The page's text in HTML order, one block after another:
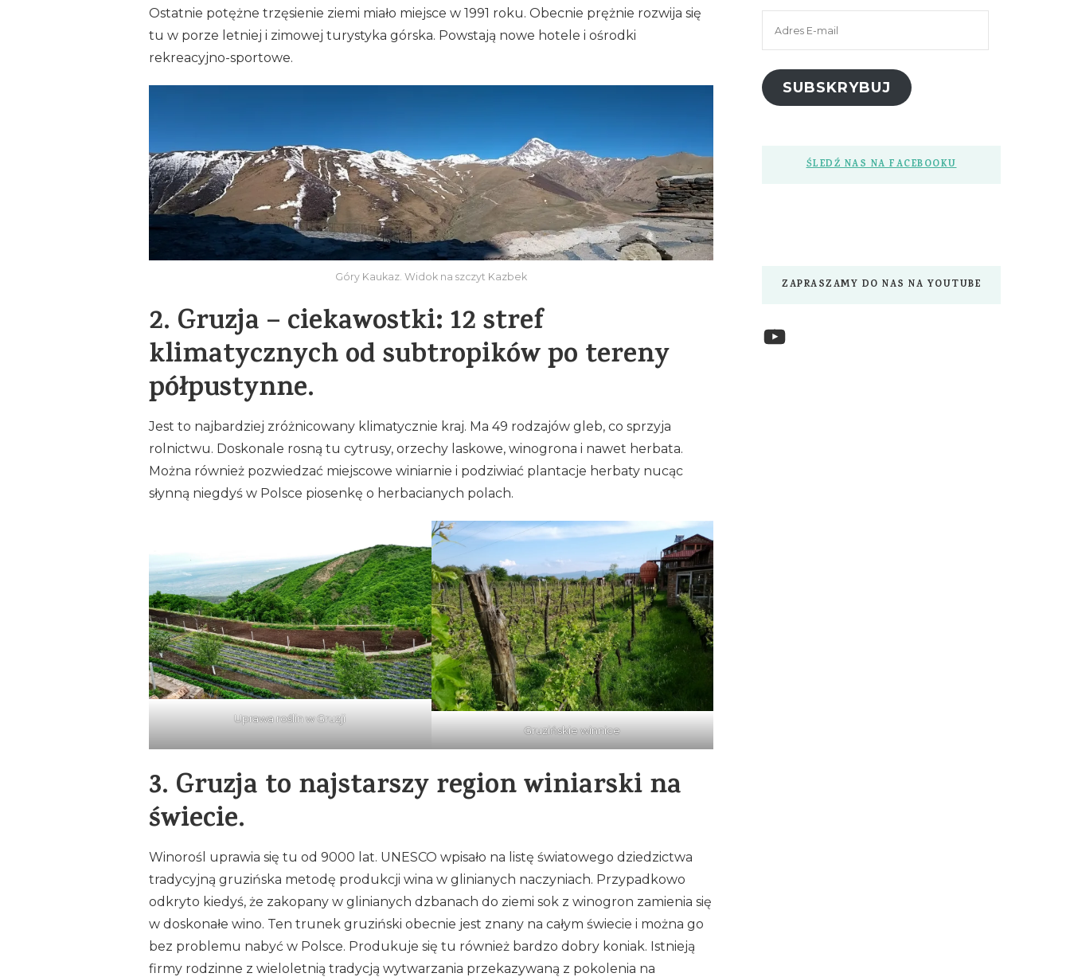
Ostatnie potężne trzęsienie ziemi miało miejsce w 1991 roku. Obecnie prężnie rozwija się
tu w porze letniej i zimowej turystyka górska. Powstają nowe hotele i ośrodki
rekreacyjno-sportowe.
Góry Kaukaz. Widok na szczyt Kazbek
2. Gruzja – ciekawostki: 12 stref
klimatycznych od subtropików po tereny
półpustynne.
Jest to najbardziej zróżnicowany klimatycznie kraj. Ma 49 rodzajów gleb, co sprzyja
rolnictwu. Doskonale rosną tu cytrusy, orzechy laskowe, winogrona i nawet herbata.
Można również pozwiedzać miejscowe winiarnie i podziwiać plantacje herbaty nucąc
słynną niegdyś w Polsce piosenkę o herbacianych polach.
Uprawa roślin w Gruzji
Gruzińskie winnice
3. Gruzja to najstarszy region winiarski na
świecie.
Winorośl uprawia się tu od 9000 lat. UNESCO wpisało na listę światowego dziedzictwa
tradycyjną gruzińska metodę produkcji wina w glinianych naczyniach. Przypadkowo
odkryto kiedyś, że zakopany w glinianych dzbanach do ziemi sok z winogron zamienia się
w doskonałe wino. Ten trunek gruziński obecnie jest znany na całym świecie i można go
bez problemu nabyć w Polsce. Produkuje się tu również bardzo dobry koniak. Istnieją
firmy rodzinne z wieloletnią tradycją wytwarzania przekazywaną z pokolenia na
SUBSKRYBUJ
ŚLEDŹ NAS NA FACEBOOKU
ZAPRASZAMY DO NAS NA YOUTUBE
YouTube